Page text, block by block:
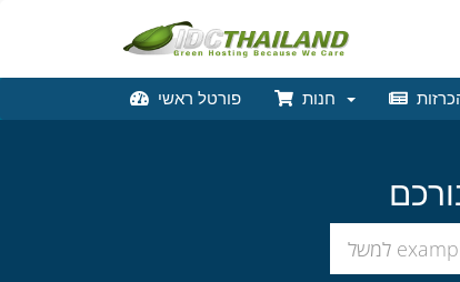
פורטל ראשי